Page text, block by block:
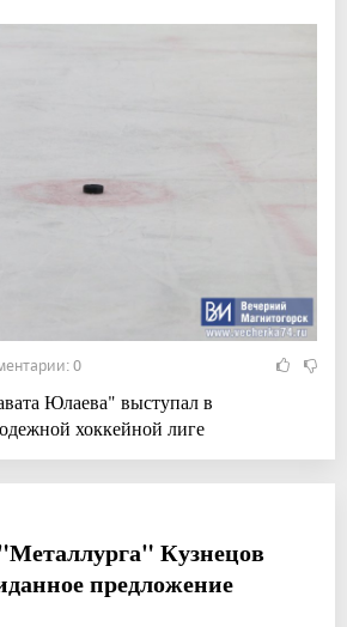
0
Юлаева" выступал в
хоккейной лиге
Кузнецов
предложение